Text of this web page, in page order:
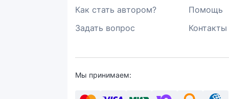
Как стать автором?
Помощь
Задать вопрос
Контакты
Мы принимаем: